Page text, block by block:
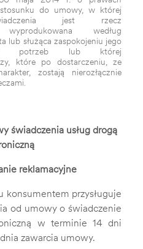
do umowy, w której
jest rzecz
wyprodukowana według
lub służąca zaspokojeniu jego
potrzeb lub której
które po dostarczeniu, ze
zostają nierozłącznie
świadczenia usług drogą
reklamacyjne
konsumentem przysługuje
od umowy o świadczenie
w terminie 14 dni
zawarcia umowy.